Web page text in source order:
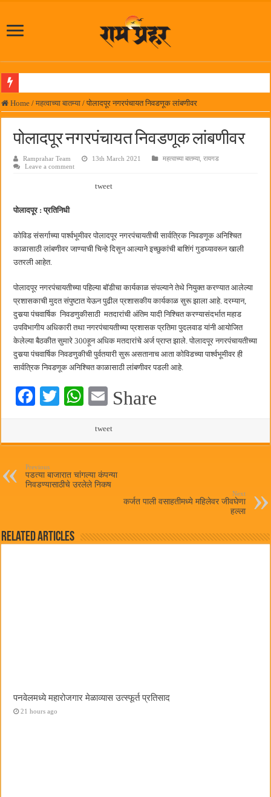
पनवेलमध्ये महारोजगार मेळाव्यास उत्स्फूर्त प्रतिसाद
आमदार प्रशांत ठाकूर यांच्या उपस्थितीत विद्यार्थ्यांना रेनकोट, शिक्षकांना छत्री वाटप
लोकनेते रामशेठ ठाकूर समाजसेवेतील हिरा -आमदार रविशेठ पाटील
सर्वात मोठ्या दिवाळी अंक स्पर्धेचा निकाल जाहीर
जनार्दन भगत शिक्षण प्रसारक संस्थेच्या मुख्य प्रशासकीय कार्यालयासह भव्य मूट कोर्टचे बुधवारी
पालेखुर्द येथील जि.प. शाळेच्या नूतन इमारतीचे लोकनेते रामशेठ ठाकूर यांच्या उद्घाटन
Home / महत्वाच्या बातम्या / पोलादपूर नगरपंचायत निवडणूक लांबणीवर
पोलादपूर नगरपंचायत निवडणूक लांबणीवर
Ramprahar Team 13th March 2021 महत्वाच्या बातम्या,रायगड
Leave a comment
tweet
पोलादपूर : प्रतिनिधी
कोविड संसर्गाच्या पार्श्वभूमीवर पोलादपूर नगरपंचायतीची सार्वत्रिक निवडणूक अनिश्चित
काळासाठी लांबणीवर जाण्याची चिन्हे दिसून आल्याने इच्छुकांची बाशिंगं गुडघ्यावरून खाली
उतरली आहेत.
पोलादपूर नगरपंचायतीच्या पहिल्या बॉडीचा कार्यकाळ संपल्याने तेथे नियुक्त करण्यात आलेल्या
प्रशासकाची मुदत संपुष्टात येऊन पुढील प्रशासकीय कार्यकाळ सुरू झाला आहे. दरम्यान,
दुसर्‍या पंचवार्षिक निवडणुकीसाठी मतदारांची अंतिम यादी निश्चित करण्यासंदर्भात महाड
उपविभागीय अधिकारी तथा नगरपंचायतीच्या प्रशासक प्रतिमा पुदलवाड यांनी आयोजित
केलेल्या बैठकीत सुमारे 300हून अधिक मतदारांचे अर्ज प्राप्त झाले. पोलादपूर नगरपंचायतीच्या
दुसर्‍या पंचवार्षिक निवडणुकीची पुर्वतयारी सुरू असतानाच आता कोविडच्या पार्श्वभूमीवर ही
सार्वत्रिक निवडणूक अनिश्चित काळासाठी लांबणीवर पडली आहे.
Fa T
W
ts
pp
E
ail
Share
tweet
Previous
पडत्या बाजारात चांगल्या कंपन्या
निवडण्यासाठीचे उरलेले निकष
Next
कर्जत पाली वसाहतीमध्ये महिलेवर जीवघेणा
हल्ला
Related Articles
पनवेलमध्ये महारोजगार मेळाव्यास उत्स्फूर्त प्रतिसाद
21 hours ago